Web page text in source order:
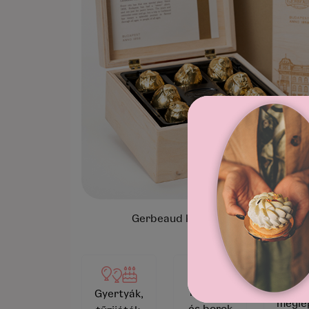
Gerbeaud konyakmeggy fa
Gyertyák,
Pezsgők